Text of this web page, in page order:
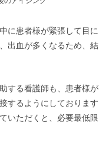
に患者様が緊張して目に
出血が多くなるため、結
する看護師も、患者様が
するようにしております
いただくと、必要最低限